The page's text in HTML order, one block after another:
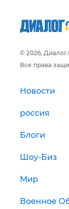
© 2026,
Все права
Новости
россия
Блоги
Шоу-Биз
Мир
Военное